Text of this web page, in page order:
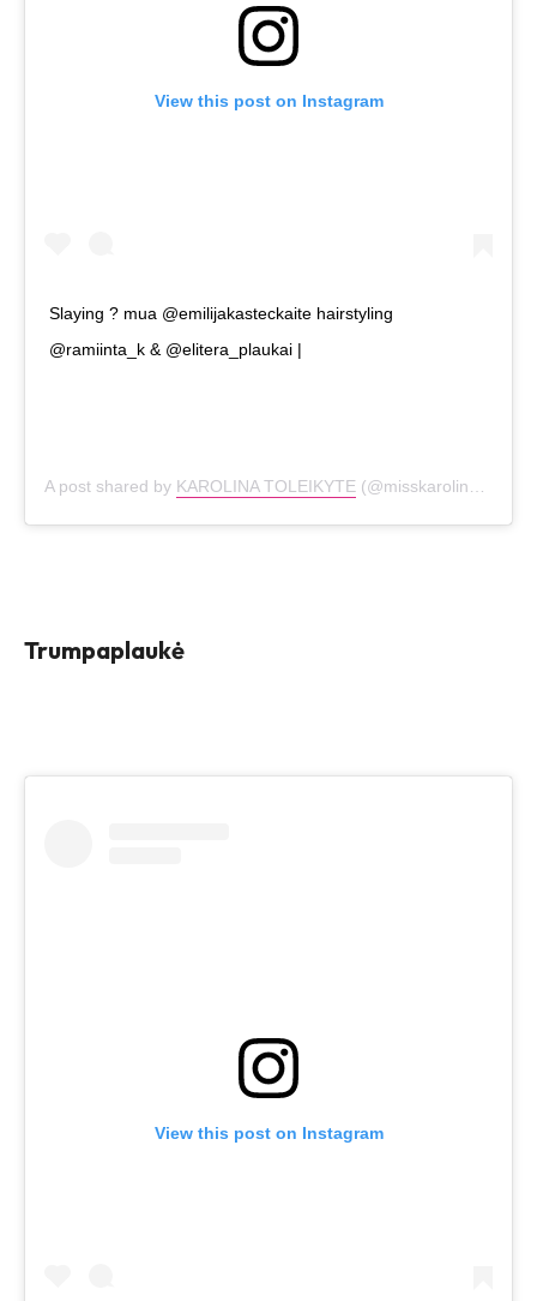
View this post on Instagram
Slaying ? mua @emilijakasteckaite hairstyling
@ramiinta_k & @elitera_plaukai |
A post shared by KAROLINA TOLEIKYTE (@misskarolina_official) on
Trumpaplaukė
View this post on Instagram